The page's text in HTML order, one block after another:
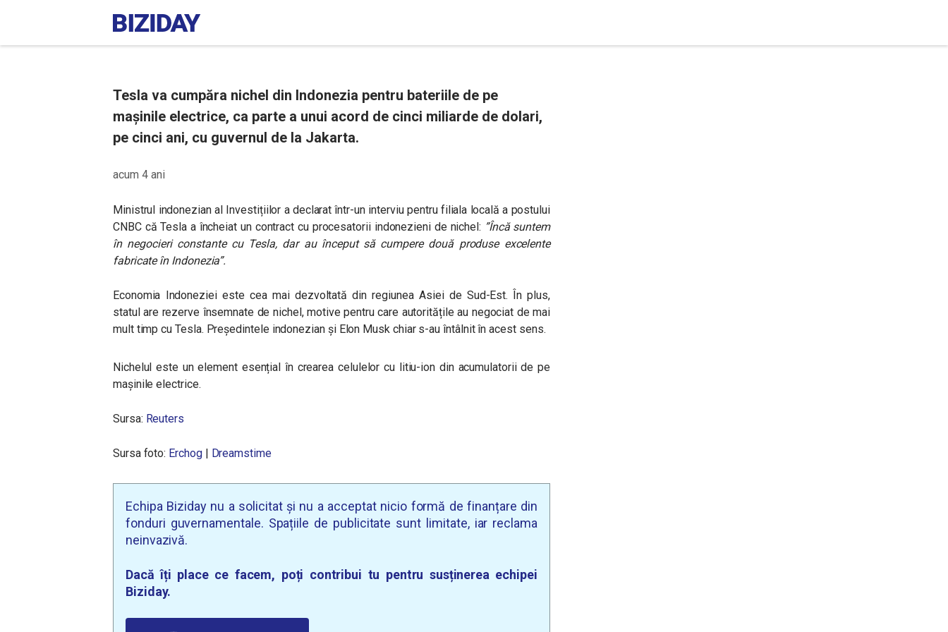
Tesla va cumpăra nichel din Indonezia pentru bateriile de pe
mașinile electrice, ca parte a unui acord de cinci miliarde de dolari,
pe cinci ani, cu guvernul de la Jakarta.
acum 4 ani
Ministrul indonezian al Investițiilor a declarat într-un interviu pentru filiala locală a postului
CNBC că Tesla a încheiat un contract cu procesatorii indonezieni de nichel: ”Încă suntem
în negocieri constante cu Tesla, dar au început să cumpere două produse excelente
fabricate în Indonezia”.
Economia Indoneziei este cea mai dezvoltată din regiunea Asiei de Sud-Est. În plus,
statul are rezerve însemnate de nichel, motive pentru care autoritățile au negociat de mai
mult timp cu Tesla. Președintele indonezian și Elon Musk chiar s-au întâlnit în acest sens.
Nichelul este un element esențial în crearea celulelor cu litiu-ion din acumulatorii de pe
mașinile electrice.
Sursa: Reuters
Sursa foto: Erchog | Dreamstime
Echipa Biziday nu a solicitat și nu a acceptat nicio formă de finanțare din
fonduri guvernamentale. Spațiile de publicitate sunt limitate, iar reclama
neinvazivă.
Dacă îți place ce facem, poți contribui tu pentru susținerea echipei
Biziday.